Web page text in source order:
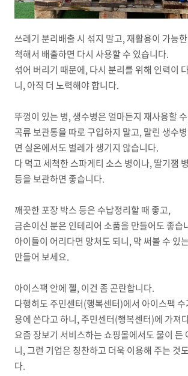
쓰레기 분리배출 시 섞지 말고, 재활용이 가능
척해서 배출하면 다시 사용할 수 있습니다.
섞어 버리기 때문에, 다시 분리를 위해 인력이
니, 아직 더 노력해야 합니다.
뚜껑이 있는 병, 생수병은 얼마든지 재사용할
곡류 보관통을 따로 구입하지 말고, 말린 생수
면 실온에서도 벌레가 생기지 않습니다.
다 먹고 세척한 스파게티 소스 병이나, 딸기잼
등을 보관하면 좋습니다.
깨끗한 포장 박스 등은 수납정리할 때 좋고,
금손이신 분은 인테리어 소품을 만들어도 좋습
아이들이 어리다면 망쳐도 되니, 막 써볼 수 있
만들어 보세요.
아이스팩 안에 젤, 이건 좀 곤란합니다.
다행히도 주민센터(행복센터)에서 아이스팩
용에 쓴다고 하니, 주민센터(행복센터)에 가져
요즘 장보기 서비스하는 쇼핑몰에서도 물이 든
니, 그런 기업은 칭찬하고 더욱 이용해 주는 것
다.